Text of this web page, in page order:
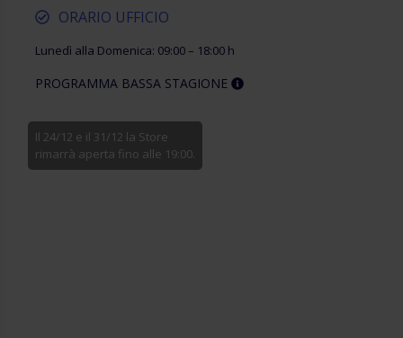
ORARIO UFFICIO
Lunedì alla Domenica: 09:00 – 18:00 h
PROGRAMMA BASSA STAGIONE
Il 24/12 e il 31/12 la Store
rimarrà aperta fino alle 19:00.